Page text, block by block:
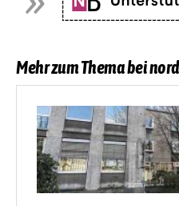
Mehr zum Thema bei